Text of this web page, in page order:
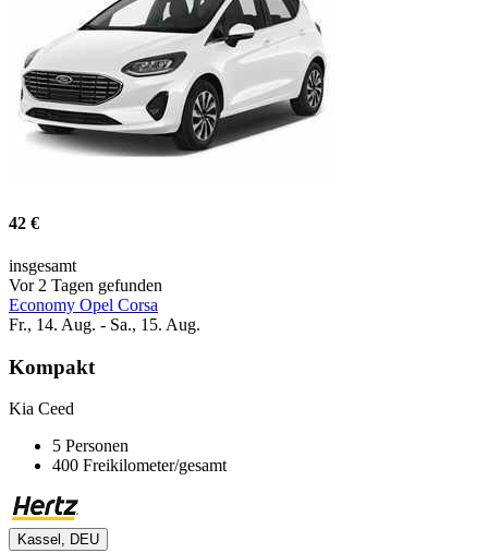
42 €
insgesamt
Vor 2 Tagen gefunden
Economy Opel Corsa
Fr., 14. Aug. - Sa., 15. Aug.
Kompakt
Kia Ceed
5 Personen
400 Freikilometer/gesamt
Kassel, DEU